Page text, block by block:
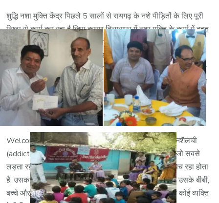
शुद्धि नशा मुक्ति केंद्र पिछले 5 सालों से रायगढ़ के नशे पीड़ितों के लिए पूरी
निष्ठा से कार्य कर रहा है जिस कारण बिलासपुर में नशा मुक्ति के कार्य में बहुत
सकारात्मक परिणाम प्राप्त हुए है। यह आकार में मध्य प्रदेश और छत्तीसगढ़
का दूसरा सबसे बड़ा नशा मुक्ति केंद्र है और परिणाम में प्रथम हैं। यहाँ
मानिचिकित्सक, चिकित्सक, मनोविज्ञानी, परामर्शदाता, सुरक्षाकर्मी और नर्सिंग
स्टाफ की भोपाल की सबसे बड़ी और कुशल टीम है। यहाँ एक आधुनिक जिम
की सुविधा भी उपलब्ध है।
समस्या
Welcome to Shuddi Nasha Mukti Kendra. शराबी या नशैलची
(addict) शब्द सुनते ही एक ऐसे आदमी का चेहरा सामने आता है जो सबसे
लड़ता रहता है, बिना बात गालियां बकता रहता है, घर का समान बेच रहा होता
है, उसका व्यापार बंद हो चुका होता है या नौकरी जा चुकी होती है, उसके बीबी,
बच्चे और वो खुद दयनीय स्थिति में होता है। क्या हमे लगता है कि कोई व्यक्ति